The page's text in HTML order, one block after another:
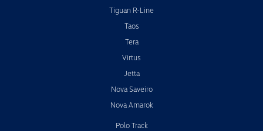
Tiguan R-Line
Taos
Tera
Virtus
Jetta
Nova Saveiro
Nova Amarok
Polo Track